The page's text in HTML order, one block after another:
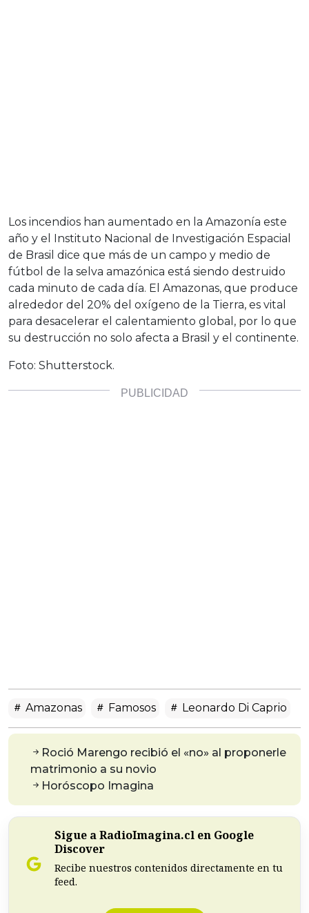
Los incendios han aumentado en la Amazonía este
año y el Instituto Nacional de Investigación Espacial
de Brasil dice que más de un campo y medio de
fútbol de la selva amazónica está siendo destruido
cada minuto de cada día. El Amazonas, que produce
alrededor del 20% del oxígeno de la Tierra, es vital
para desacelerar el calentamiento global, por lo que
su destrucción no solo afecta a Brasil y el continente.
Foto: Shutterstock.
Amazonas Famosos Leonardo Di Caprio
Roció Marengo recibió el «no» al proponerle
matrimonio a su novio
Horóscopo Imagina
Sigue a RadioImagina.cl en Google
Discover
Recibe nuestros contenidos directamente en tu
feed.